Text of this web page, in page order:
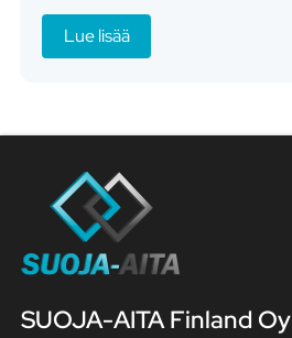
Lue lisää
SUOJA-AITA Finland Oy